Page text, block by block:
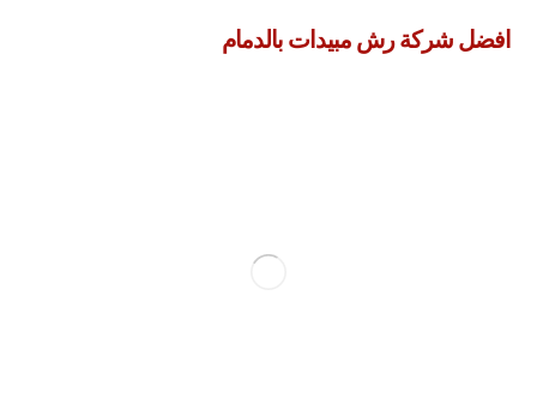
افضل شركة رش مبيدات بالدمام